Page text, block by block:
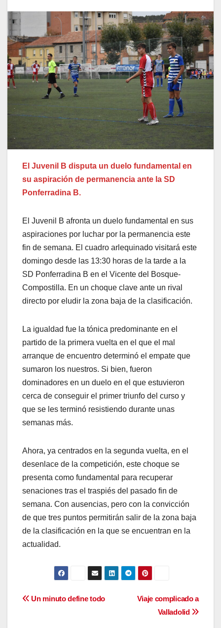
El Juvenil B disputa un duelo fundamental en
su aspiración de permanencia ante la SD
Ponferradina B.
El Juvenil B afronta un duelo fundamental en sus
aspiraciones por luchar por la permanencia este
fin de semana. El cuadro arlequinado visitará este
domingo desde las 13:30 horas de la tarde a la
SD Ponferradina B en el Vicente del Bosque-
Compostilla. En un choque clave ante un rival
directo por eludir la zona baja de la clasificación.
La igualdad fue la tónica predominante en el
partido de la primera vuelta en el que el mal
arranque de encuentro determinó el empate que
sumaron los nuestros. Si bien, fueron
dominadores en un duelo en el que estuvieron
cerca de conseguir el primer triunfo del curso y
que se les terminó resistiendo durante unas
semanas más.
Ahora, ya centrados en la segunda vuelta, en el
desenlace de la competición, este choque se
presenta como fundamental para recuperar
senaciones tras el traspiés del pasado fin de
semana. Con ausencias, pero con la convicción
de que tres puntos permitirán salir de la zona baja
de la clasificación en la que se encuentran en la
actualidad.
Navegación
Viaje complicado a
Valladolid
Un minuto define todo